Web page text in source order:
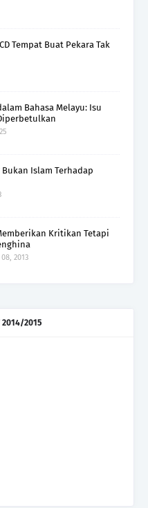
Tempat Buat Pekara Tak
Bahasa Melayu: Isu
Islam Terhadap
Kritikan Tetapi
2013
2014/2015